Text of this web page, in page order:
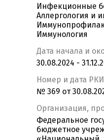
Инфекционные
Аллергология и
Иммунология
Дата начала и
30.08.2024 -
Номер и дата РКИ
№ 369 от
Организация,
Федеральное
бюджетное